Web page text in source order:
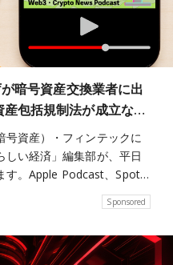
暗号資産交換業者に出
産包括規制法が成立な…
号資産）・フィンテックに
い経済」編集部が、平日
す。Apple Podcast、Spot…
Sponsored